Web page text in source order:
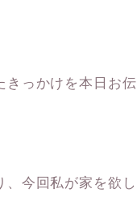
きっかけを本日お伝
、今回私が家を欲